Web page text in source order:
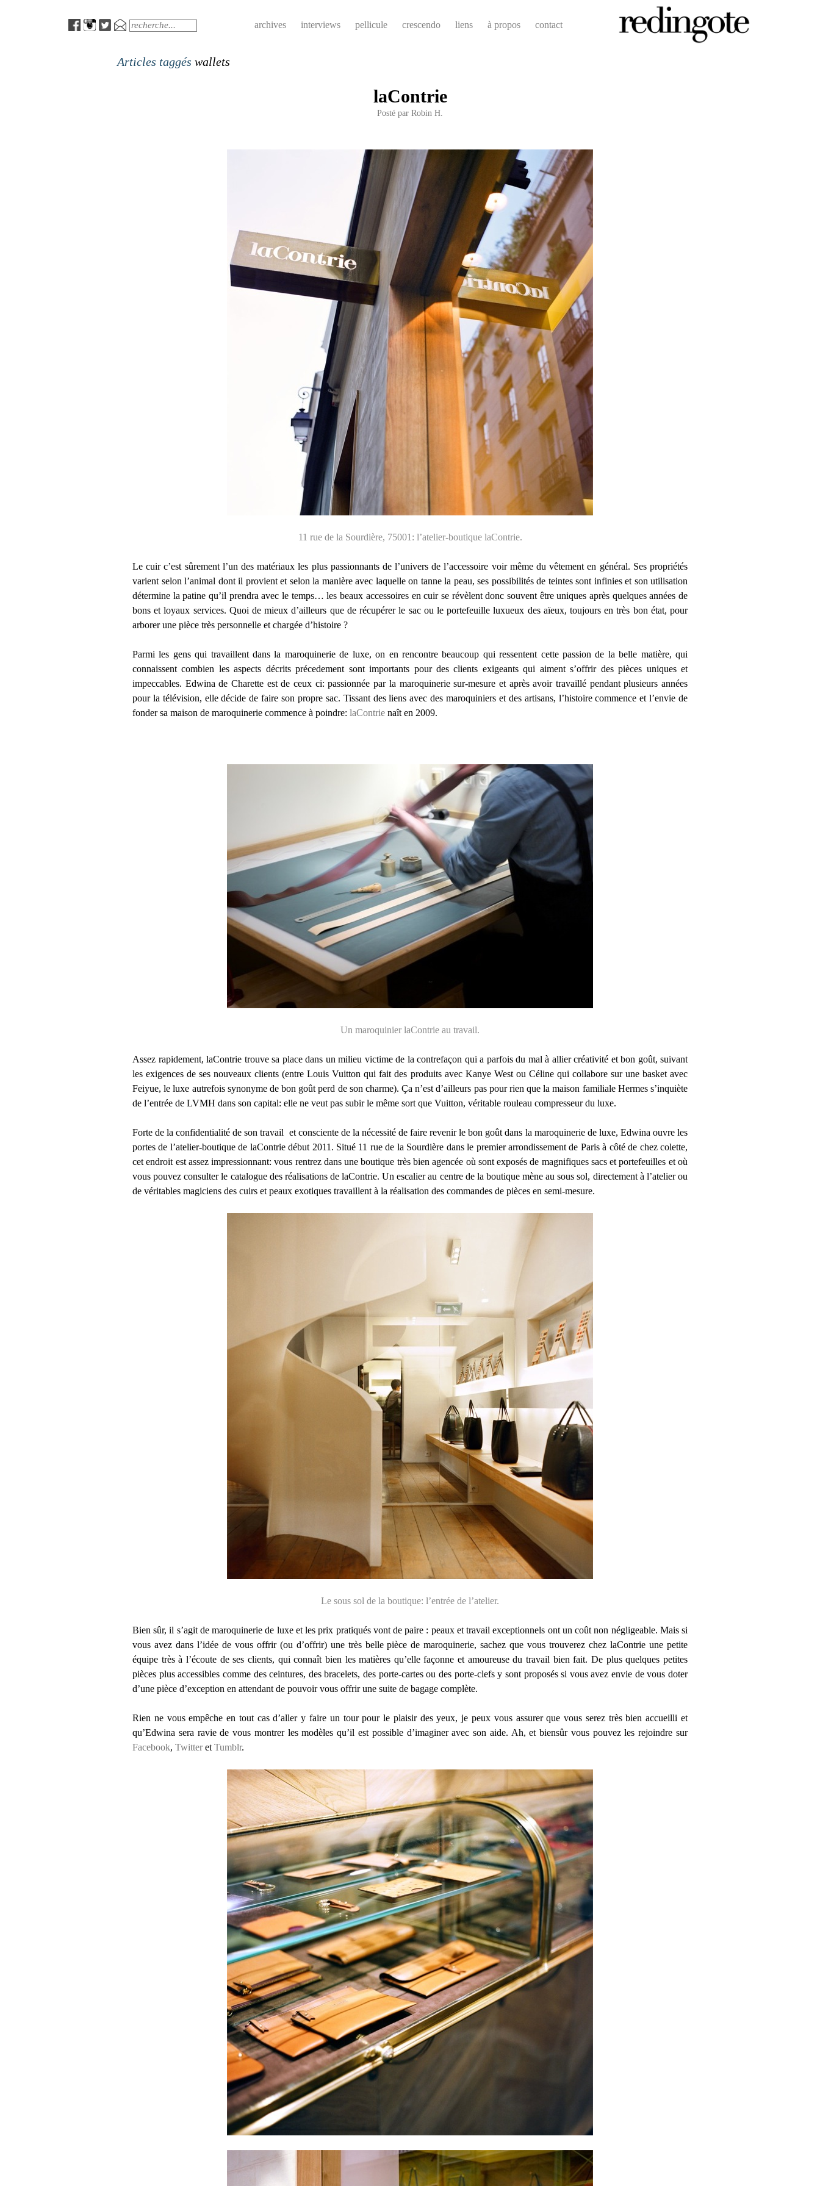
MenuSearch archives interviews pellicule crescendo liens à propos contact
Articles taggés wallets
laContrie
Posté par Robin H.
11 rue de la Sourdière, 75001: l’atelier-boutique laContrie.
Le cuir c’est sûrement l’un des matériaux les plus passionnants de l’univers de l’accessoire voir même du vêtement en général. Ses propriétés
varient selon l’animal dont il provient et selon la manière avec laquelle on tanne la peau, ses possibilités de teintes sont infinies et son utilisation
détermine la patine qu’il prendra avec le temps… les beaux accessoires en cuir se révèlent donc souvent être uniques après quelques années de
bons et loyaux services. Quoi de mieux d’ailleurs que de récupérer le sac ou le portefeuille luxueux des aïeux, toujours en très bon état, pour
arborer une pièce très personnelle et chargée d’histoire ?
Parmi les gens qui travaillent dans la maroquinerie de luxe, on en rencontre beaucoup qui ressentent cette passion de la belle matière, qui
connaissent combien les aspects décrits précedement sont importants pour des clients exigeants qui aiment s’offrir des pièces uniques et
impeccables. Edwina de Charette est de ceux ci: passionnée par la maroquinerie sur-mesure et après avoir travaillé pendant plusieurs années
pour la télévision, elle décide de faire son propre sac. Tissant des liens avec des maroquiniers et des artisans, l’histoire commence et l’envie de
fonder sa maison de maroquinerie commence à poindre: laContrie naît en 2009.
Un maroquinier laContrie au travail.
Assez rapidement, laContrie trouve sa place dans un milieu victime de la contrefaçon qui a parfois du mal à allier créativité et bon goût, suivant
les exigences de ses nouveaux clients (entre Louis Vuitton qui fait des produits avec Kanye West ou Céline qui collabore sur une basket avec
Feiyue, le luxe autrefois synonyme de bon goût perd de son charme). Ça n’est d’ailleurs pas pour rien que la maison familiale Hermes s’inquiète
de l’entrée de LVMH dans son capital: elle ne veut pas subir le même sort que Vuitton, véritable rouleau compresseur du luxe.
Forte de la confidentialité de son travail et consciente de la nécessité de faire revenir le bon goût dans la maroquinerie de luxe, Edwina ouvre les
portes de l’atelier-boutique de laContrie début 2011. Situé 11 rue de la Sourdière dans le premier arrondissement de Paris à côté de chez colette,
cet endroit est assez impressionnant: vous rentrez dans une boutique très bien agencée où sont exposés de magnifiques sacs et portefeuilles et où
vous pouvez consulter le catalogue des réalisations de laContrie. Un escalier au centre de la boutique mène au sous sol, directement à l’atelier ou
de véritables magiciens des cuirs et peaux exotiques travaillent à la réalisation des commandes de pièces en semi-mesure.
Le sous sol de la boutique: l’entrée de l’atelier.
Bien sûr, il s’agit de maroquinerie de luxe et les prix pratiqués vont de paire : peaux et travail exceptionnels ont un coût non négligeable. Mais si
vous avez dans l’idée de vous offrir (ou d’offrir) une très belle pièce de maroquinerie, sachez que vous trouverez chez laContrie une petite
équipe très à l’écoute de ses clients, qui connaît bien les matières qu’elle façonne et amoureuse du travail bien fait. De plus quelques petites
pièces plus accessibles comme des ceintures, des bracelets, des porte-cartes ou des porte-clefs y sont proposés si vous avez envie de vous doter
d’une pièce d’exception en attendant de pouvoir vous offrir une suite de bagage complète.
Rien ne vous empêche en tout cas d’aller y faire un tour pour le plaisir des yeux, je peux vous assurer que vous serez très bien accueilli et
qu’Edwina sera ravie de vous montrer les modèles qu’il est possible d’imaginer avec son aide. Ah, et biensûr vous pouvez les rejoindre sur
Facebook, Twitteret Tumblr.